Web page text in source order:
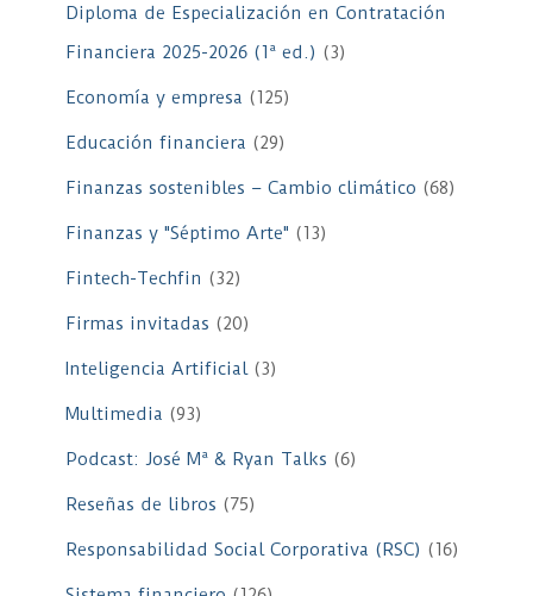
Diploma de Especialización en Contratación
Financiera 2025-2026 (1ª ed.) (3)
Economía y empresa (125)
Educación financiera (29)
Finanzas sostenibles – Cambio climático (68)
Finanzas y "Séptimo Arte" (13)
Fintech-Techfin (32)
Firmas invitadas (20)
Inteligencia Artificial(3)
Multimedia (93)
Podcast: José Mª & Ryan Talks (6)
Reseñas de libros (75)
Responsabilidad Social Corporativa (RSC) (16)